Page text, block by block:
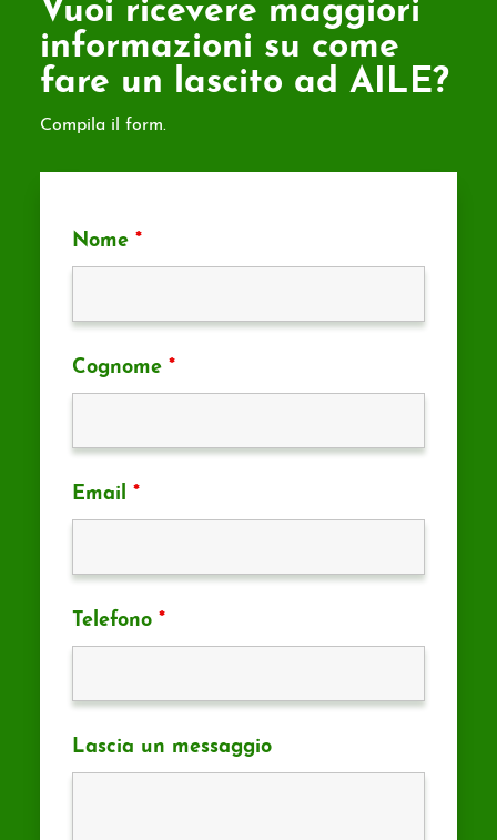
Vuoi ricevere maggiori
informazioni su come
fare un lascito ad AILE?
Compila il form.
Nome *
Cognome *
Email *
Telefono *
Lascia un messaggio